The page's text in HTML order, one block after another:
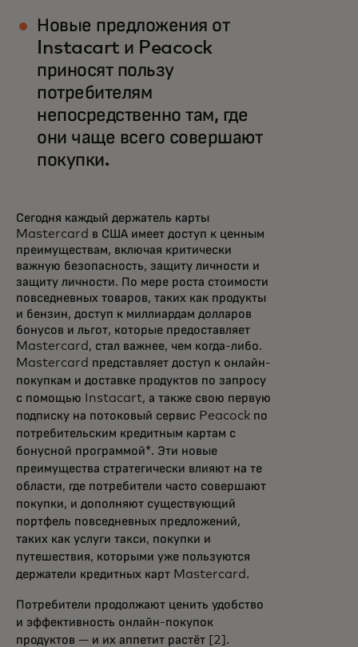
Новые предложения от
Instacart и Peacock
приносят пользу
потребителям
непосредственно там, где
они чаще всего совершают
покупки.
Сегодня каждый держатель карты
Mastercard в США имеет доступ к ценным
преимуществам, включая критически
важную безопасность, защиту личности и
защиту личности. По мере роста стоимости
повседневных товаров, таких как продукты
и бензин, доступ к миллиардам долларов
бонусов и льгот, которые предоставляет
Mastercard, стал важнее, чем когда-либо.
Mastercard представляет доступ к онлайн-
покупкам и доставке продуктов по запросу
с помощью Instacart, а также свою первую
подписку на потоковый сервис Peacock по
потребительским кредитным картам с
бонусной программой*. Эти новые
преимущества стратегически влияют на те
области, где потребители часто совершают
покупки, и дополняют существующий
портфель повседневных предложений,
таких как услуги такси, покупки и
путешествия, которыми уже пользуются
держатели кредитных карт Mastercard.
Потребители продолжают ценить удобство
и эффективность онлайн-покупок
продуктов — и их аппетит растёт [2].